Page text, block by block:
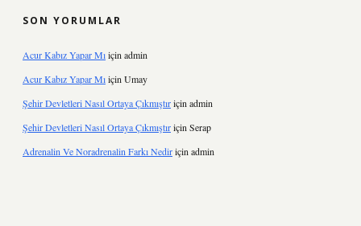
SON YORUMLAR
Acur Kabız Yapar Mıiçin admin
Acur Kabız Yapar Mıiçin Umay
Şehir Devletleri Nasıl Ortaya Çıkmıştıriçin admin
Şehir Devletleri Nasıl Ortaya Çıkmıştıriçin Serap
Adrenalin Ve Noradrenalin Farkı Nediriçin admin